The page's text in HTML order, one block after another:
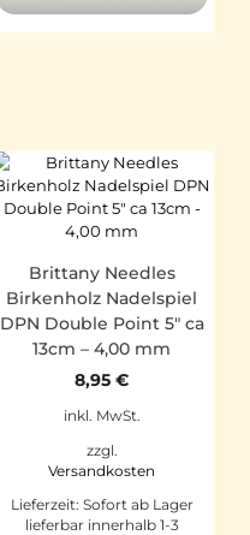
Brittany Needles
Birkenholz Nadelspiel
DPN Double Point 5″ ca
13cm – 4,00 mm
8,95€
inkl. MwSt.
zzgl.
Versandkosten
Lieferzeit: Sofort ab Lager
lieferbar innerhalb 1-3